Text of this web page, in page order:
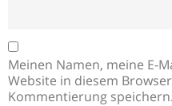
Meinen Namen, meine E-
Website in diesem
Kommentierung speichern.